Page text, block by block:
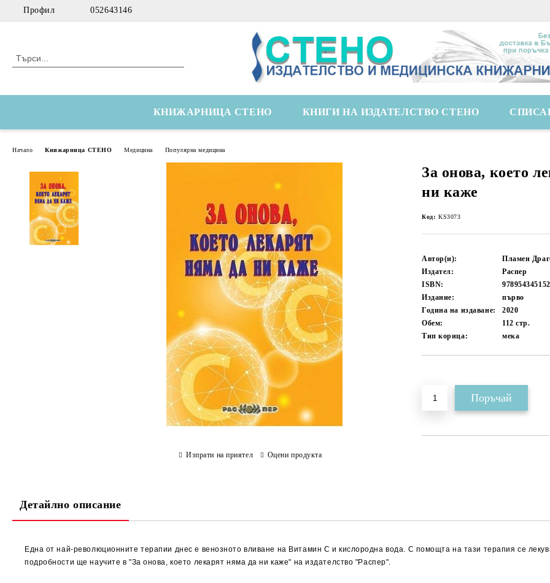
Профил 052643146
КНИЖАРНИЦА СТЕНО КНИГИ НА ИЗДАТЕЛСТВО СТЕНО
Начало Книжарница СТЕНО Медицина Популярна медицина
За онова, което
ни каже
Код: KS3073
Автор(и):
Пламен
Издател:
Распер
ISBN:
Издание:
първо
Година на издаване:
2020
Обем:
112стр.
Тип корица:
мека
Изпрати на приятел Оцени продукта
Детайлно описание
Една от най-революционните терапии днес е венозното вливане на Витамин С и кислородна вода. С помощта на тази терапия се
подробности ще научите в "За онова, което лекарят няма да ни каже" на издателство "Распер".